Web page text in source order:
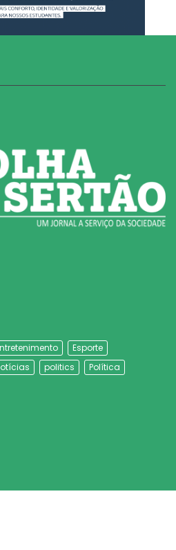
Esporte
politics
Política